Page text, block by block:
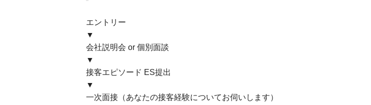
エントリー
▼
会社説明会 or 個別面談
▼
接客エピソード ES提出
▼
一次面接（あなたの接客経験についてお伺いします）